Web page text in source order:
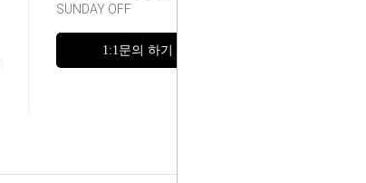
SUNDAY OFF
1:1문의 하기